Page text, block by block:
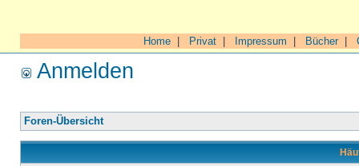
Home Privat Impressum Bücher|
Anmelden
Foren-Übersicht